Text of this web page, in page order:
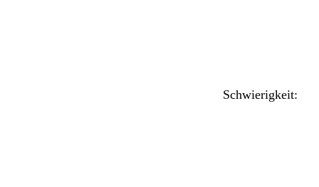
Schwierigkeit: